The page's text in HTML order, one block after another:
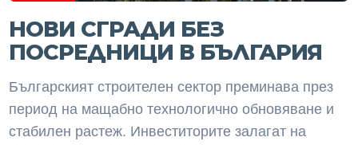
НОВИ СГРАДИ БЕЗ
ПОСРЕДНИЦИ В БЪЛГАРИЯ
Българският строителен сектор преминава през
период на мащабно технологично обновяване и
стабилен растеж. Инвеститорите залагат на